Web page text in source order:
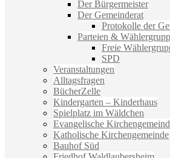
Der Bürgermeister
Der Gemeinderat
Protokolle der
Parteien &
Freie
SPD
Veranstaltungen
Alltagsfragen
BücherZelle
Kindergarten – Kinderhaus
Spielplatz im Wäldchen
Evangelische
Katholische Kirchengemeinde
Bauhof Süd